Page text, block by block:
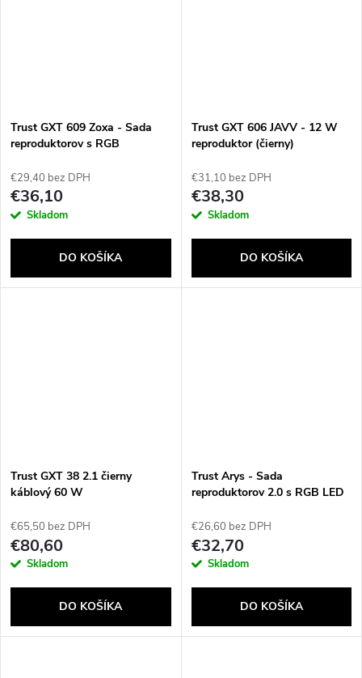
Trust GXT 609 Zoxa - Sada
reproduktorov s RGB
€29,40 bez DPH
€36,10
Skladom
DO KOŠÍKA
Trust GXT 606 JAVV - 12 W
reproduktor (čierny)
€31,10 bez DPH
€38,30
Skladom
DO KOŠÍKA
Trust GXT 38 2.1 čierny
káblový 60 W
€65,50 bez DPH
€80,60
Skladom
DO KOŠÍKA
Trust Arys - Sada
reproduktorov 2.0 s RGB LED
€26,60 bez DPH
€32,70
Skladom
DO KOŠÍKA